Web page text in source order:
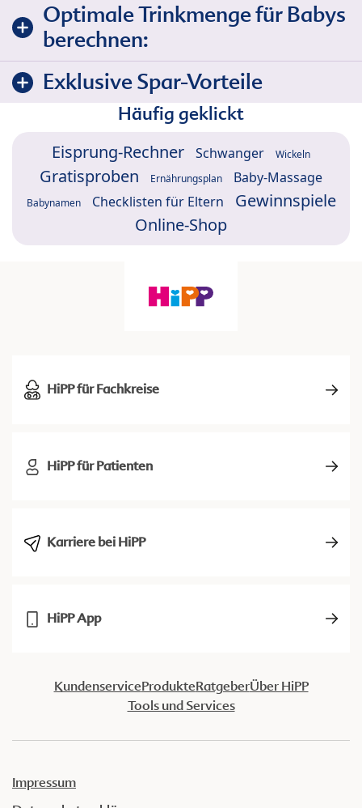
Optimale Trinkmenge für Babys
berechnen:
Exklusive Spar-Vorteile
Häufig geklickt
Eisprung-Rechner Schwanger Wickeln
Gratisproben Ernährungsplan Baby-Massage
Babynamen Checklisten für Eltern
Gewinnspiele
Online-Shop
HiPP für Fachkreise
HiPP für Patienten
Karriere bei HiPP
HiPP App
KundenserviceProdukteRatgeberÜber HiPP
Tools und Services
Impressum